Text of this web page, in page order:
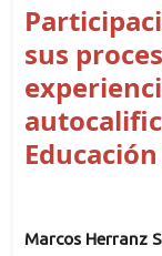
sus
Marcos Herranz